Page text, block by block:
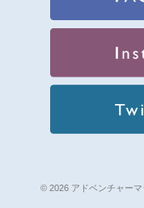
© 2026 アドベンチャー